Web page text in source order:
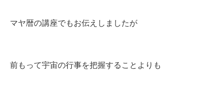
マヤ暦の講座でもお伝えしましたが
前もって宇宙の行事を把握することよりも